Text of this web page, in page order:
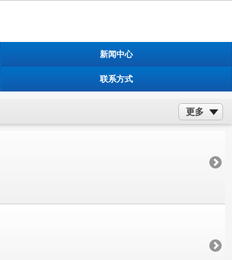
新闻中心
联系方式
更多